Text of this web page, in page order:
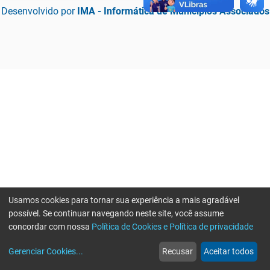
Desenvolvido por IMA - Informática de Municípios Associados
web
Notícias
more_horiz
Mais
Usamos cookies para tornar sua experiência a mais agradável
possível. Se continuar navegando neste site, você assume
concordar com nossa Política de Cookies e Política de privacidade
Gerenciar Cookies... Recusar Aceitar todos
Erro ao enviar informações, por favor tente novamente